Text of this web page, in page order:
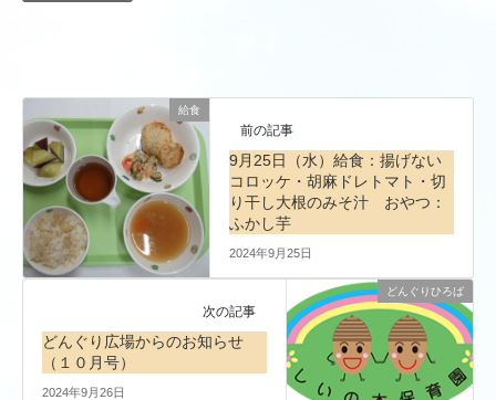
給食
前の記事
9月25日（水）給食：揚げない
コロッケ・胡麻ドレトマト・切
り干し大根のみそ汁 おやつ：
ふかし芋
2024年9月25日
どんぐりひろば
次の記事
どんぐり広場からのお知らせ
（１０月号）
2024年9月26日